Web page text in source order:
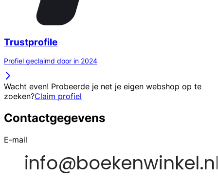
Trustprofile
Profiel geclaimd door in 2024
Wacht even! Probeerde je net je eigen webshop op te
zoeken?Claim profiel
Contactgegevens
E-mail